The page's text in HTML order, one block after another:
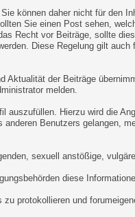
können daher nicht für den
Sie einen Post sehen,
Recht vor Beiträge, sollte
Diese Regelung gilt auch
der Beiträge
melden.
auszufüllen. Hierzu wird die
Benutzers gelangen,
sexuell anstößige,
diese
protokollieren und